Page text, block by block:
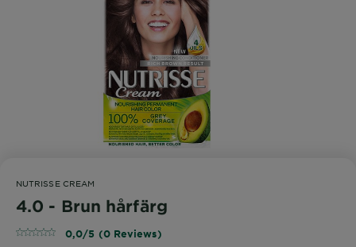
NUTRISSE CREAM
4.0 - Brun hårfärg
0,0/5 (0 Reviews)